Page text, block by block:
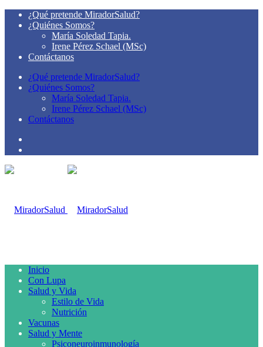
¿Qué pretende MiradorSalud?
¿Quiénes Somos?
María Soledad Tapia.
Irene Pérez Schael (MSc)
Contáctanos
¿Qué pretende MiradorSalud?
¿Quiénes Somos?
María Soledad Tapia.
Irene Pérez Schael (MSc)
Contáctanos
Inicio
Con Lupa
Salud y Vida
Estilo de Vida
Nutrición
Vacunas
Salud y Mente
Psiconeuroinmunología